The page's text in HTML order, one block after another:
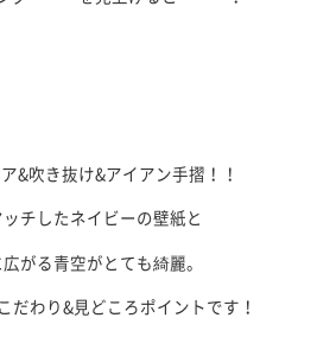
&吹き抜け&アイアン手摺！！
チしたネイビーの壁紙と
がる青空がとても綺麗。
だわり&見どころポイントです！